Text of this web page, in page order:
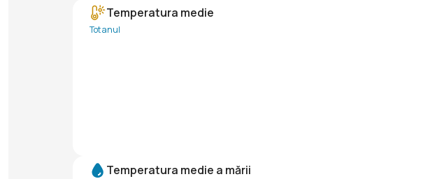
Temperatura medie
Tot anul
Temperatura medie a mării